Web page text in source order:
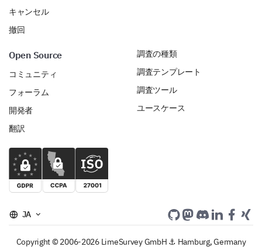
Final Thoughts and Suggestions
suggestions from your side.
Would you recommend our brand to others?
Definitely
Probably
キャンセル
撤回
Open Source
コミュニティ
フォーラム
開発者
翻訳
調査の種類
調査テンプレート
調査ツール
ユースケース
JA
Copyright © 2006-2026 LimeSurvey GmbH ⚓ Hamburg, Germany